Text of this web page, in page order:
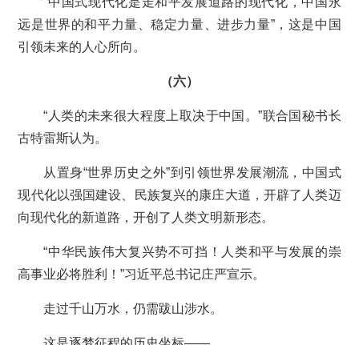
远是世界的和平力量、稳定力量、进步力量”，这是中国
引领未来的人心所向。
（六）
“人类的未来很大程度上取决于中国。”联合国秘书长
古特雷斯认为。
从置身“世界历史之外”到引领世界发展潮流，中国式
现代化以强国建设、民族复兴的康庄大道，开辟了人类迈
向现代化的新道路，开创了人类文明新形态。
“中华民族伟大复兴势不可挡！人类和平与发展的崇
高事业必将胜利！”习近平总书记庄严宣示。
走过千山万水，仍需跋山涉水。